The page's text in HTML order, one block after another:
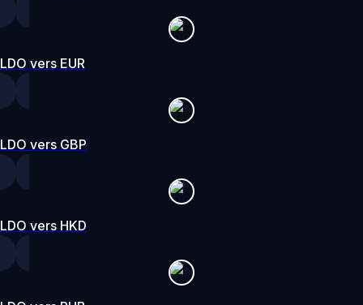
LDO vers EUR
LDO vers GBP
LDO vers HKD